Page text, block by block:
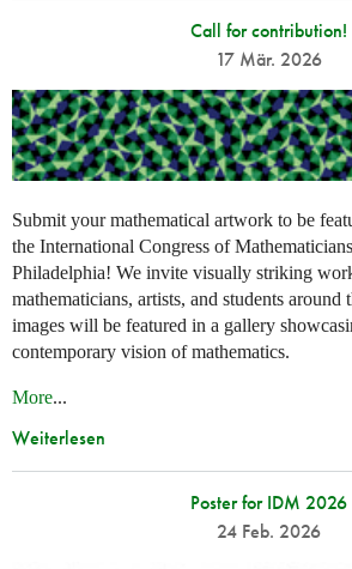
Call for contribution!
17 Mär. 2026
Submit your mathematical artwork to be
the International Congress of
Philadelphia! We invite visually striking
mathematicians, artists, and students around
images will be featured in a gallery
contemporary vision of mathematics.
More...
Weiterlesen
Poster for IDM 2026
24 Feb. 2026